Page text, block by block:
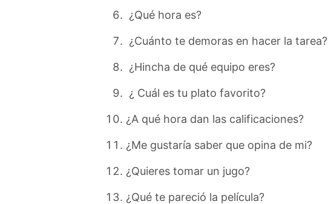
¿Qué hora es?
¿Cuánto te demoras en hacer la tarea?
¿Hincha de qué equipo eres?
¿ Cuál es tu plato favorito?
¿A qué hora dan las calificaciones?
¿Me gustaría saber que opina de mi?
¿Quieres tomar un jugo?
¿Qué te pareció la película?